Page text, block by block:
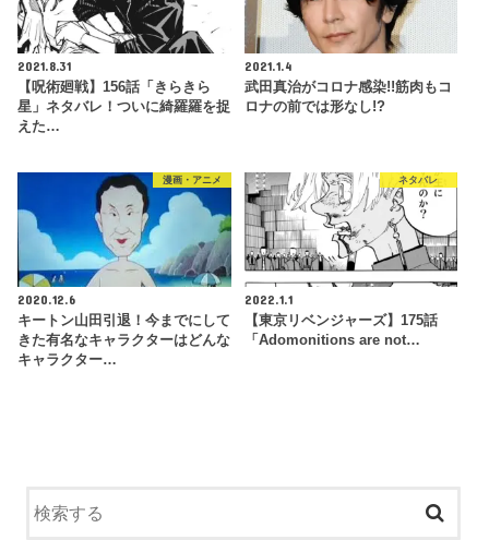
2021.8.31
【呪術廻戦】156話「きらきら
星」ネタバレ！ついに綺羅羅を捉
えた…
2021.1.4
武田真治がコロナ感染!!筋肉もコ
ロナの前では形なし!?
漫画・アニメ
2020.12.6
キートン山田引退！今までにして
きた有名なキャラクターはどんな
キャラクター…
ネタバレ
2022.1.1
【東京リベンジャーズ】175話
「Adomonitions are not…